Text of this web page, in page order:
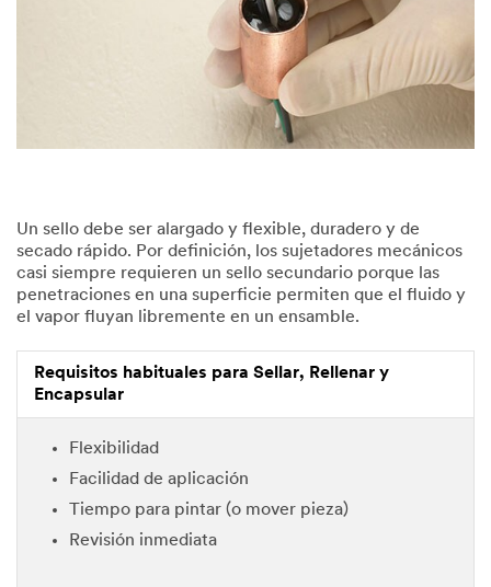
Un sello debe ser alargado y flexible, duradero y de
secado rápido. Por definición, los sujetadores mecánicos
casi siempre requieren un sello secundario porque las
penetraciones en una superficie permiten que el fluido y
el vapor fluyan libremente en un ensamble.
Requisitos habituales para Sellar, Rellenar y
Encapsular
Flexibilidad
Facilidad de aplicación
Tiempo para pintar (o mover pieza)​
Revisión inmediata